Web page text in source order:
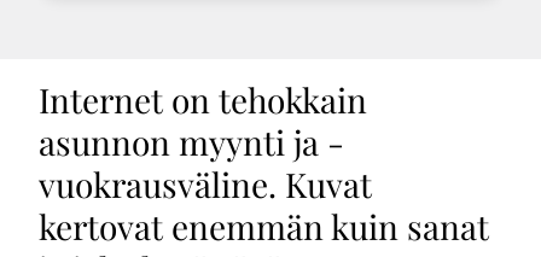
Internet on tehokkain
asunnon myynti ja -
vuokrausväline. Kuvat
kertovat enemmän kuin sanat